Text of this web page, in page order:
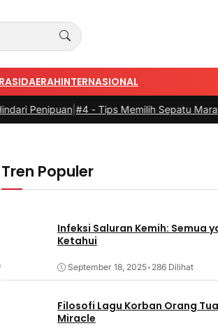
DAERAHINTERNASIONAL
|#4 -Tips Memilih Sepatu Marathon yang
Tren Populer
Infeksi Saluran Kemih: Semua
Ketahui
September 18, 2025• 286 Dilihat
Filosofi Lagu Korban Orang
Miracle